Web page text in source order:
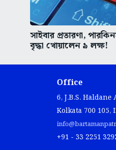
সাইবার প্রতারণা,
বৃদ্ধা খোয়ালেন ৯ লক্ষ!
Office
6, J.B.S. Haldane
Kolkata 700 105,
+91 - 33 2251